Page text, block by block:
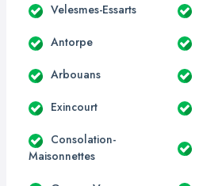
Velesmes-Essarts
Antorpe
Arbouans
Exincourt
Consolation-
Maisonnettes